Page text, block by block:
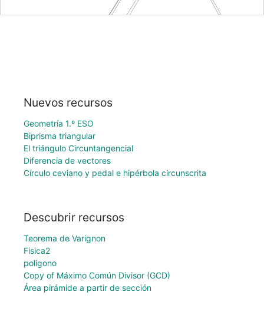
Nuevos recursos
Geometría 1.º ESO
Biprisma triangular
El triángulo Circuntangencial
Diferencia de vectores
Círculo ceviano y pedal e hipérbola circunscrita
Descubrir recursos
Teorema de Varignon
Fisica2
poligono
Copy of Máximo Común Divisor (GCD)
Área pirámide a partir de sección